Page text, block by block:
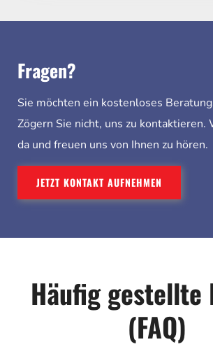
Fragen?
Sie möchten ein kostenloses
Zögern Sie nicht, uns zu kontaktieren.
da und freuen uns von Ihnen zu hören.
JETZT KONTAKT AUFNEHMEN
Häufig gestellte
(FAQ)